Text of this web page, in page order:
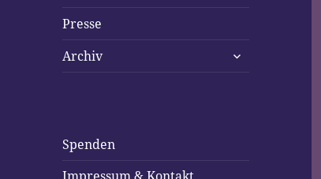
Presse
Archiv
untermenü
Spenden